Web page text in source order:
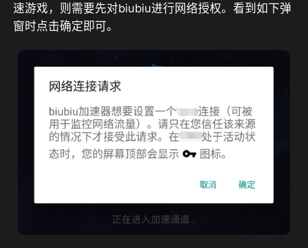
速游戏，则需要先对biubiu进行网络授权。看到如下弹
窗时点击确定即可。